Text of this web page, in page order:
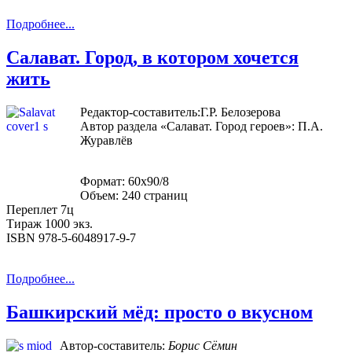
Подробнее...
Салават. Город, в котором хочется
жить
Редактор-составитель:Г.Р. Белозерова
Автор раздела «Салават. Город героев»: П.А.
Журавлёв
Формат: 60х90/8
Объем: 240 страниц
Переплет 7ц
Тираж 1000 экз.
ISBN 978-5-6048917-9-7
Подробнее...
Башкирский мёд: просто о вкусном
Автор-составитель: Борис Сёмин